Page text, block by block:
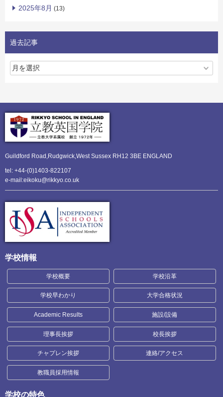
2025年8月 (13)
過去記事
Guildford Road,Rudgwick,West Sussex RH12 3BE ENGLAND
tel: +44-(0)1403-822107
e-mail:eikoku@rikkyo.co.uk
学校情報
学校概要 学校沿革
学校早わかり 大学合格状況
Academic Results 施設/設備
理事長挨拶 校長挨拶
チャプレン挨拶 連絡/アクセス
教職員採用情報
学校の特色